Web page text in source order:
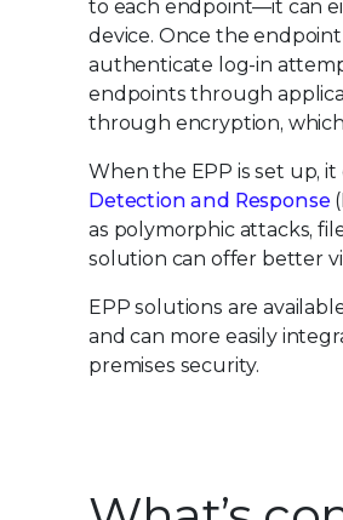
to each endpoint—it can
device. Once the
authenticate log-in
endpoints through
through encryption,
When the EPP is set up,
Detection and Response
as polymorphic attacks,
solution can offer better
EPP solutions are
and can more easily
premises security.